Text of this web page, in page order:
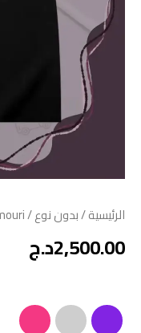
الرئيسية/بدون نوع/ tshirt oversize cerise nemouri
2,500.00د.ج